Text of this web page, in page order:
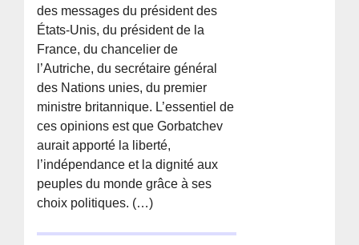
des messages du président des
États-Unis, du président de la
France, du chancelier de
l’Autriche, du secrétaire général
des Nations unies, du premier
ministre britannique. L’essentiel de
ces opinions est que Gorbatchev
aurait apporté la liberté,
l’indépendance et la dignité aux
peuples du monde grâce à ses
choix politiques. (…)